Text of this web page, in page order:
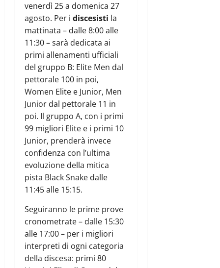
venerdì 25 a domenica 27
agosto. Per i discesisti la
mattinata – dalle 8:00 alle
11:30 – sarà dedicata ai
primi allenamenti ufficiali
del gruppo B: Elite Men dal
pettorale 100 in poi,
Women Elite e Junior, Men
Junior dal pettorale 11 in
poi. Il gruppo A, con i primi
99 migliori Elite e i primi 10
Junior, prenderà invece
confidenza con l’ultima
evoluzione della mitica
pista Black Snake dalle
11:45 alle 15:15.
Seguiranno le prime prove
cronometrate – dalle 15:30
alle 17:00 – per i migliori
interpreti di ogni categoria
della discesa: primi 80